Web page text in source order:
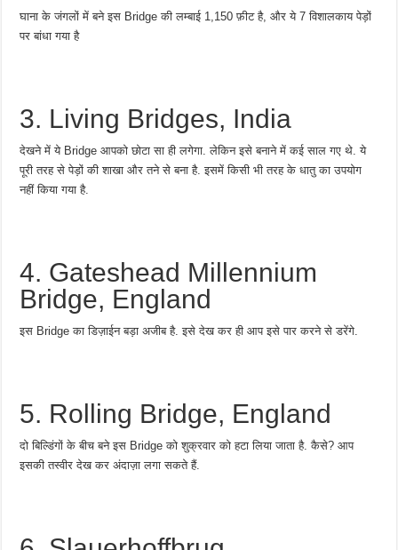
घाना के जंगलों में बने इस Bridge की लम्बाई 1,150 फ़ीट है, और ये 7 विशालकाय पेड़ों
पर बांधा गया है
3. Living Bridges, India
देखने में ये Bridge आपको छोटा सा ही लगेगा. लेकिन इसे बनाने में कई साल गए थे. ये
पूरी तरह से पेड़ों की शाखा और तने से बना है. इसमें किसी भी तरह के धातु का उपयोग
नहीं किया गया है.
4. Gateshead Millennium
Bridge, England
इस Bridge का डिज़ाईन बड़ा अजीब है. इसे देख कर ही आप इसे पार करने से डरेंगे.
5. Rolling Bridge, England
दो बिल्डिंगों के बीच बने इस Bridge को शुक्रवार को हटा लिया जाता है. कैसे? आप
इसकी तस्वीर देख कर अंदाज़ा लगा सकते हैं.